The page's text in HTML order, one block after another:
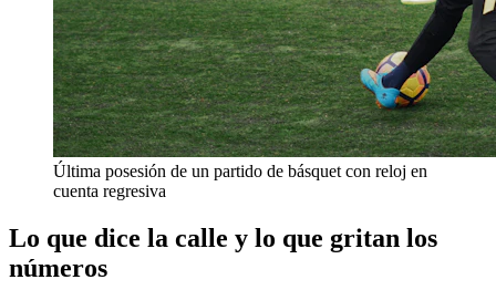
Última posesión de un partido de básquet con reloj en
cuenta regresiva
Lo que dice la calle y lo que gritan los
números